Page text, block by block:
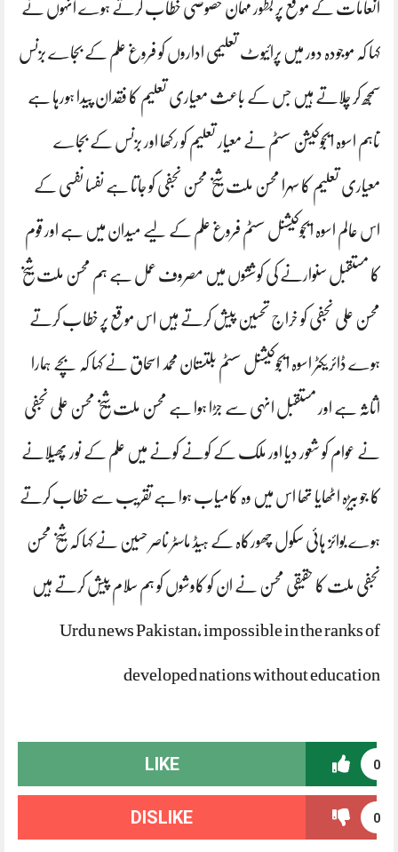
انعامات کے موقع پر بطور مہمان خصوصی خطاب کرتے ہوے انہوں نے
کہا کہ موجودہ دور میں پرائیوٹ تعلیمی اداروں کو فروغ علم کے بجاے بزنس
سمجھ کر چلاتے ہیں جس کے باعث معیاری تعلیم کا فقدان پیدا ہورہا ہے
تاہم اسوہ ایجوکیشن سسٹم نے معیار تعلیم کو رکھا اور بزنس کے بجاے
معیاری تعلیم کا سہرا محسن ملت شیخ محسن نجفی کو جاتا ہے نفسا نفسی کے
اس عالم اسوہ ایجوکیشنل سسٹم فروغ علم کے لیے میدان میں ہے اور قوم
کا مستقبل سنوارنے کی کوششوں میں مصروف عمل ہے ہم محسن ملت شیخ
محسن علی نجفی کو خراج تحسین پیش کرتے ہیں اس موقع پر خطاب کرتے
ہوے ڈائریکٹر اسوہ ایجوکیشنل سسٹم بلتستان محمد اسحاق نے کہا کہ بچے ہمارا
اثاثہ ہے اور مستقبل انہی سے جڑا ہوا ہے محسن ملت شیخ محسن علی نجفی
نے عوام کو شعور دیا اور ملک کے کونے کونے میں علم کے نور پھیلانے
کا جو بیڑہ اٹھایا تھا اس میں وہ کامیاب ہوا ہے تقریب سے خطاب کرتے
ہوے بوائز ہائی سکول چھورکاہ کے ہیڈ ماسٹر ناصر حسین نے کہا کہ شیخ محسن
نجفی ملت کا حقیقی محسن نے ان کو کاوشوں کو ہم سلام پیش کرتے ہیں
Urdu news Pakistan, impossible in the ranks of
developed nations without education
0
LIKE
0
DISLIKE